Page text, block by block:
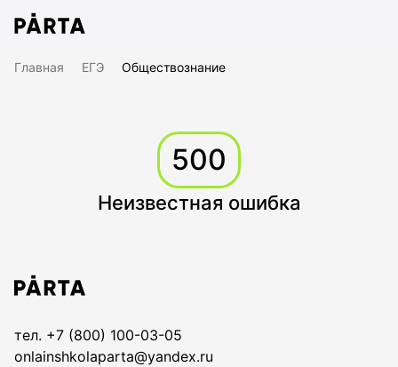
Главная ЕГЭ Обществознание
500
Неизвестная ошибка
тел. +7 (800) 100-03-05
onlainshkolaparta@yandex.ru